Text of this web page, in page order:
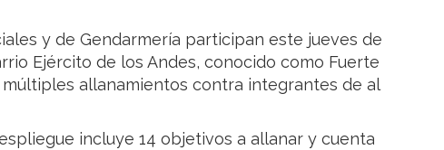
y de Gendarmería participan este jueves de
Ejército de los Andes, conocido como Fuerte
allanamientos contra integrantes de al
incluye 14 objetivos a allanar y cuenta